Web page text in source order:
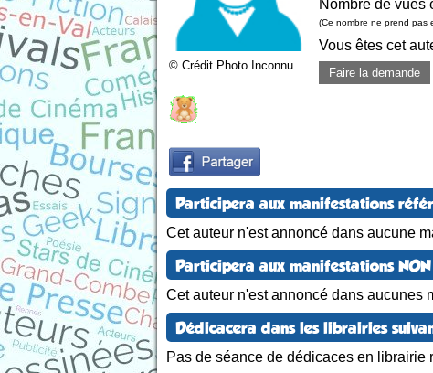
© Crédit Photo Inconnu
Nombre de vues
(Ce nombre ne prend pas
Vous êtes cet
Faire la demande
Participera aux manifestations
Cet auteur n'est annoncé dans aucune
Participera aux manifestations
Cet auteur n'est annoncé dans aucunes
Dédicacera dans les librairies
Pas de séance de dédicaces en librairie